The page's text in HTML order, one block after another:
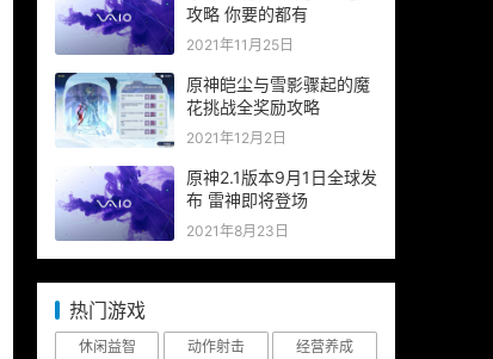
攻略 你要的都有
2021年11月25日
原神皑尘与雪影骤起的魔
花挑战全奖励攻略
2021年12月2日
原神2.1版本9月1日全球发
布 雷神即将登场
2021年8月23日
热门游戏
休闲益智 动作射击 经营养成